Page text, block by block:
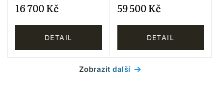
16 700 Kč
DETAIL
59 500 Kč
DETAIL
Zobrazit další